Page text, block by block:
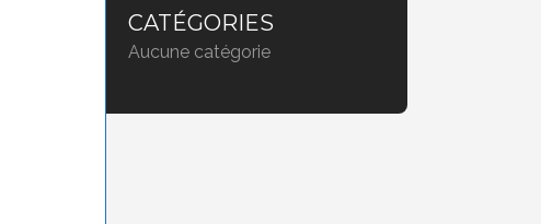
CATÉGORIES
Aucune catégorie